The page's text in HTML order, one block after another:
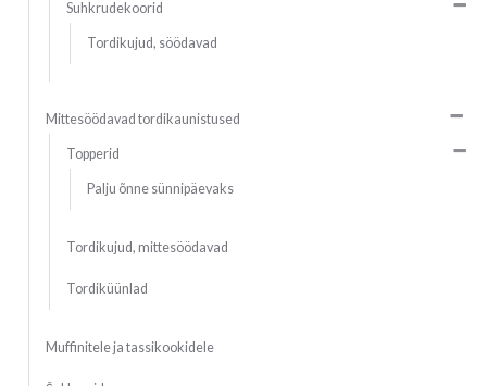
Suhkrudekoorid
Tordikujud, söödavad
Mittesöödavad tordikaunistused
Topperid
Palju õnne sünnipäevaks
Tordikujud, mittesöödavad
Tordiküünlad
Muffinitele ja tassikookidele